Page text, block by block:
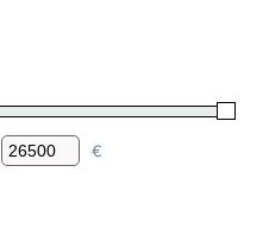
Minimum Price
Maximum Price
€